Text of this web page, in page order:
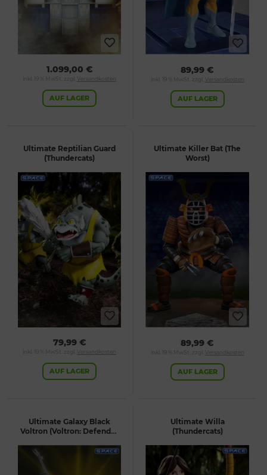
1.099,00 €
inkl. 19 % MwSt. zzgl. Versandkosten
AUF LAGER
89,99 €
inkl. 19 % MwSt. zzgl. Versandkosten
AUF LAGER
Ultimate Reptilian Guard
(Thundercats)
79,99 €
inkl. 19 % MwSt. zzgl. Versandkosten
AUF LAGER
Ultimate Killer Bat (The
Worst)
89,99 €
inkl. 19 % MwSt. zzgl. Versandkosten
AUF LAGER
Ultimate Galaxy Black
Voltron (Voltron: Defender
Ultimate Willa
(Thundercats)